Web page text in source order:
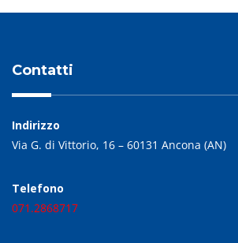
Contatti
Indirizzo
Via G. di Vittorio, 16 – 60131 Ancona (AN)
Telefono
071.2868717